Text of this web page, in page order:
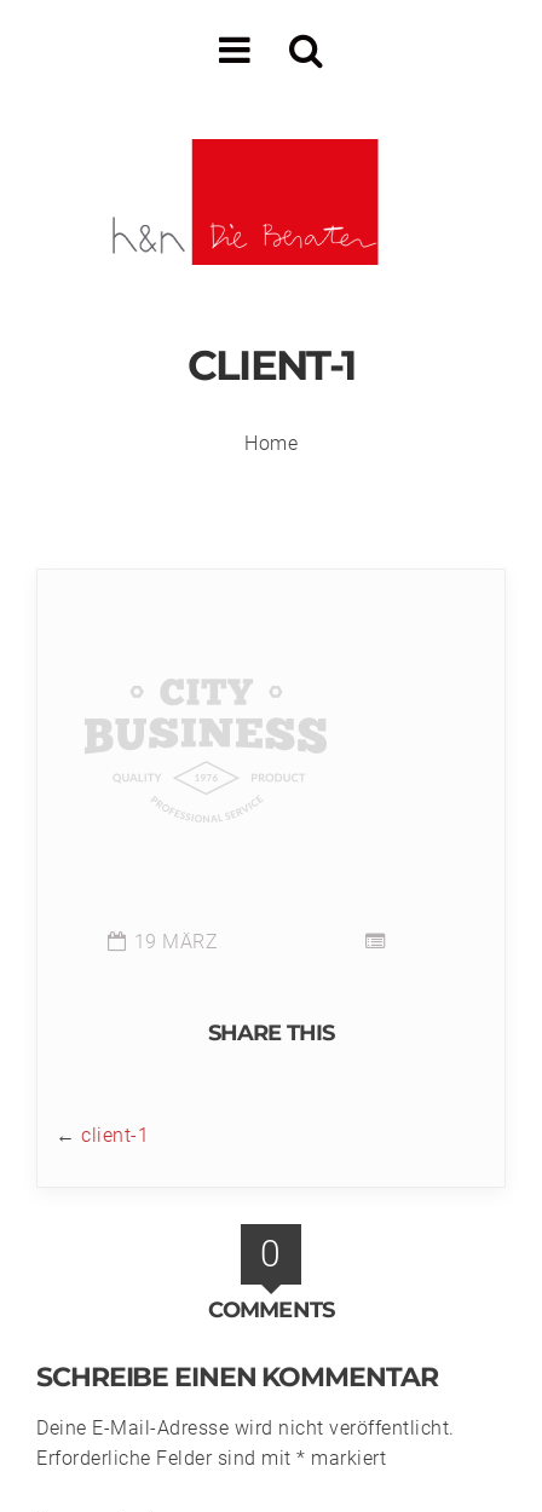
CLIENT-1
Home
19 MÄRZ
SHARE THIS
← client-1
0
COMMENTS
SCHREIBE EINEN KOMMENTAR
Deine E-Mail-Adresse wird nicht veröffentlicht.
Erforderliche Felder sind mit * markiert